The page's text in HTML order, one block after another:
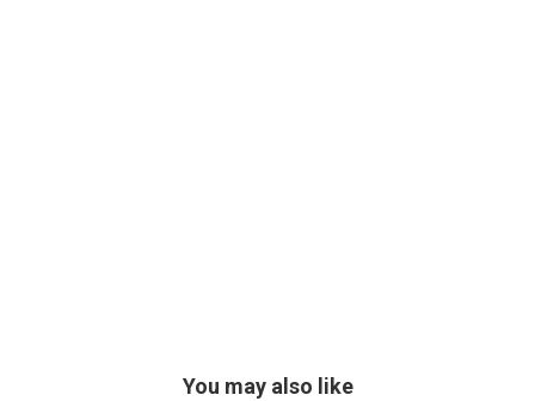
You may also like